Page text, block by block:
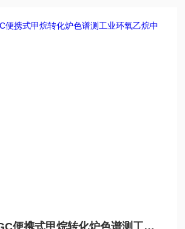
HH-790CH4-GC便携式甲烷转化炉色谱测工业环氧乙烷中CO2